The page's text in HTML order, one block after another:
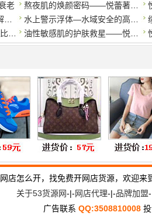
老
店怎么开，找免费开网店货源，欢迎
关于53货源网-|-网店代理-|-品牌加盟
广告联系 QQ:3508810008